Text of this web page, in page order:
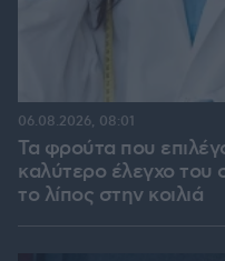
Τα φρούτα που
καλύτερο έλεγχο του
το λίπος στην κοιλιά
06.08.2026, 08:01